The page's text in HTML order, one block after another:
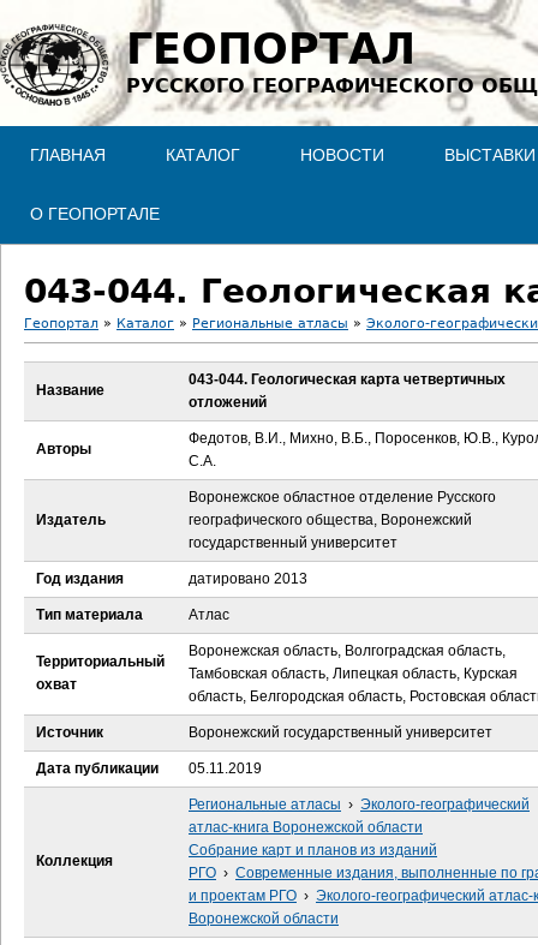
Jump to navigation
ГЕОПОРТАЛ
РУССКОГО ГЕОГРАФИЧЕСКОГО
ГЛАВНАЯ КАТАЛОГ НОВОСТИ ВЫСТАВКИ
О ГЕОПОРТАЛЕ
043-044. Геологическая
В
с
Геопортал » Каталог » Региональные атласы » Эколого-
Название
043-044. Геологическая карта четвертичных
отложений
Авторы
Федотов, В.И., Михно, В.Б., Поросенков, Ю.В.,
С.А.
Издатель
Воронежское областное отделение Русского
географического общества, Воронежский
государственный университет
Год издания датировано 2013
Тип материала Атлас
Территориальный
охват
Воронежская область, Волгоградская область,
Тамбовская область, Липецкая область, Курская
область, Белгородская область, Ростовская
Источник Воронежский государственный университет
Дата публикации 05.11.2019
Коллекция
Региональные атласы › Эколого-географический
атлас-книга Воронежской области
Собрание карт и планов из изданий
РГО › Современные издания, выполненные по
и проектам РГО › Эколого-географический атлас-
Воронежской области